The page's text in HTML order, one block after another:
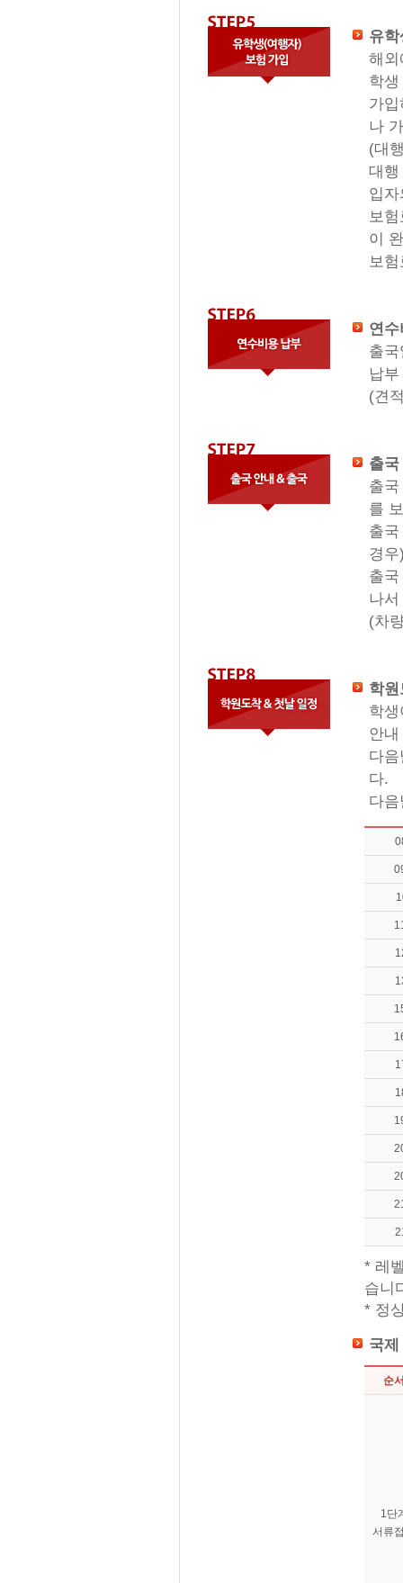
유
해
학
가
나
(대
대
입
보
이
보
연
출
납
(견
출
출
를
출
경
출
나
(차
학
학
안
다
다.
다
* 레
습니
* 정
국
순
1단
서류